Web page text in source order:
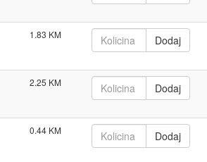
1.83
2.25
0.44